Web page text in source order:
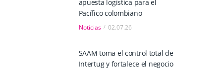
apuesta logística para el
Pacífico colombiano
Noticias 02.07.26
SAAM toma el control total de
Intertug y fortalece el negocio